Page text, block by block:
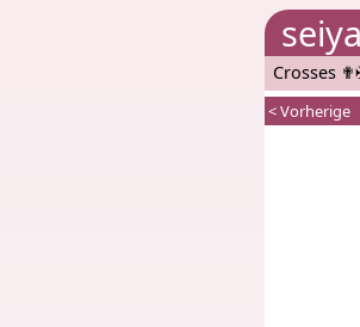
Crosses
< Vorherige